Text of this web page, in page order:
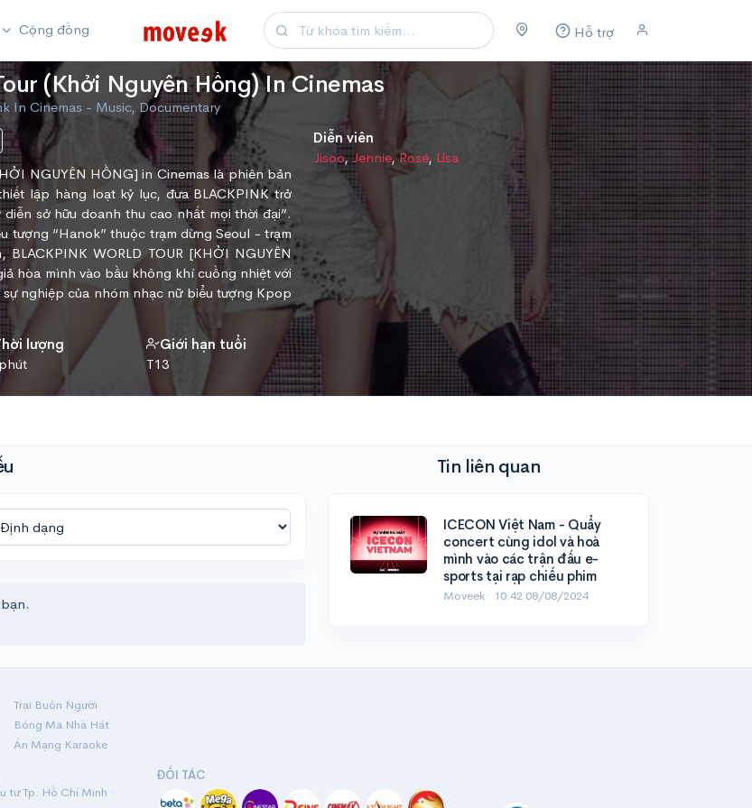
Hỗ trợ
Cộng đồng
(Khởi Nguyên Hồng) In Cinemas
In Cinemas - Music, Documentary
NGUYÊN HỒNG] in Cinemas là phiên bản
lập hàng loạt kỷ lục, đưa BLACKPINK trở
sở hữu doanh thu cao nhất mọi thời đại”.
tượng “Hanok” thuộc trạm dừng Seoul - trạm
WORLD TOUR [KHỞI NGUYÊN
hòa mình vào bầu không khí cuồng nhiệt với
nghiệp của nhóm nhạc nữ biểu tượng Kpop
lượng
Giới hạn tuổi
T13
Diễn viên
Jisoo,Jennie,Rosé, Lisa
Tin liên quan
ICECON Việt Nam - Quẩy
concert cùng idol và hoà
mình vào các trận đấu e-
sports tại rạp chiếu phim
Moveek · 10:42 08/08/2024
Trại Buôn Người
Bóng Ma Nhà Hát
Án Mạng Karaoke
tư Tp. Hồ Chí Minh ·
ĐỐI TÁC